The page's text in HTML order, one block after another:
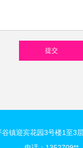
镇迎宾花园3号楼1至3